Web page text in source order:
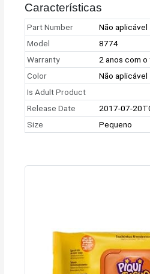
Características
Part Number
Não aplicável
Model
8774
Warranty
2 anos com
Color
Não aplicável
Is Adult Product
Release Date
2017-07-
Size
Pequeno